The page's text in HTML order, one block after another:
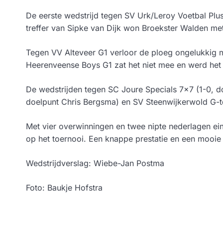
De eerste wedstrijd tegen SV Urk/Leroy Voetbal
treffer van Sipke van Dijk won Broekster Walden
Tegen VV Alteveer G1 verloor de ploeg ongelukkig
Heerenveense Boys G1 zat het niet mee en werd het
De wedstrijden tegen SC Joure Specials 7×7 (1-0,
doelpunt Chris Bergsma) en SV Steenwijkerwold
Met vier overwinningen en twee nipte nederlagen
op het toernooi. Een knappe prestatie en een
Wedstrijdverslag: Wiebe-Jan Postma
Foto: Baukje Hofstra